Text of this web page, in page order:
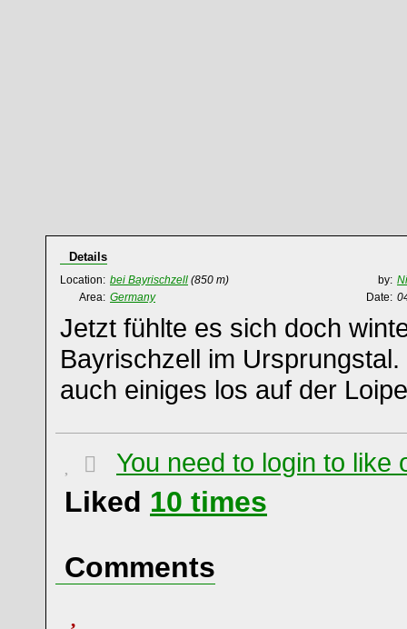
Details
Location: bei Bayrischzell (850 m) by:
Area: Germany Date:
Jetzt fühlte es sich doch
Bayrischzell im
auch einiges los auf der
You need to login to like
Liked 10 times
Comments